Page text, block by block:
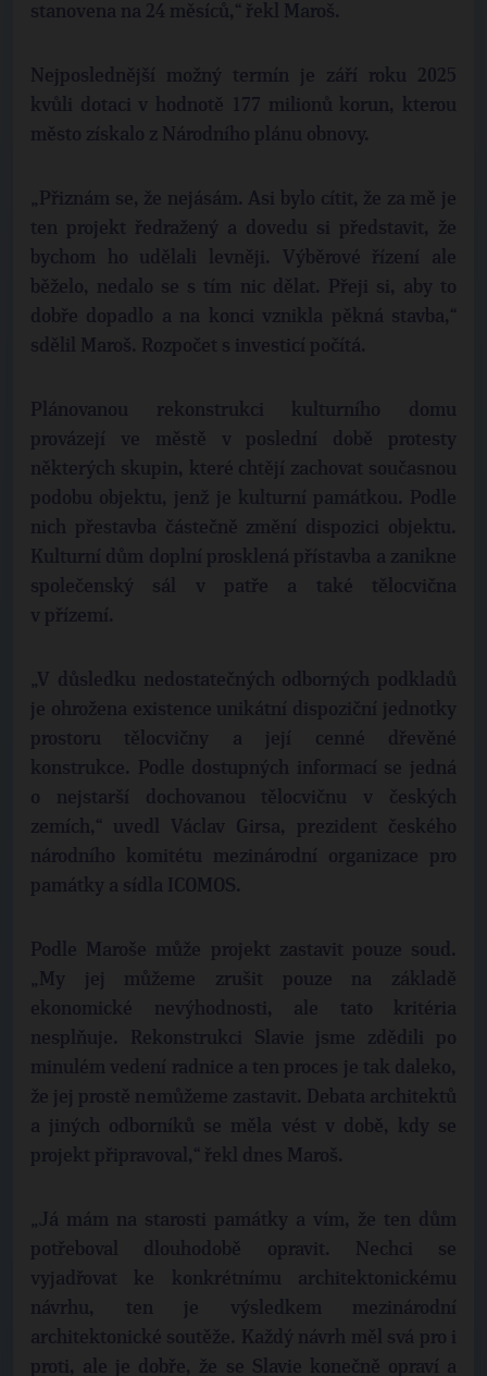
stanovena na 24 měsíců,“ řekl Maroš.
Nejposlednější možný termín je září roku 2025
kvůli dotaci v hodnotě 177 milionů korun, kterou
město získalo z Národního plánu obnovy.
„Přiznám se, že nejásám. Asi bylo cítit, že za mě je
ten projekt ředražený a dovedu si představit, že
bychom ho udělali levněji. Výběrové řízení ale
běželo, nedalo se s tím nic dělat. Přeji si, aby to
dobře dopadlo a na konci vznikla pěkná stavba,“
sdělil Maroš. Rozpočet s investicí počítá.
Plánovanou rekonstrukci kulturního domu
provázejí ve městě v poslední době protesty
některých skupin, které chtějí zachovat současnou
podobu objektu, jenž je kulturní památkou. Podle
nich přestavba částečně změní dispozici objektu.
Kulturní dům doplní prosklená přístavba a zanikne
společenský sál v patře a také tělocvična
v přízemí.
„V důsledku nedostatečných odborných podkladů
je ohrožena existence unikátní dispoziční jednotky
prostoru tělocvičny a její cenné dřevěné
konstrukce. Podle dostupných informací se jedná
o nejstarší dochovanou tělocvičnu v českých
zemích,“ uvedl Václav Girsa, prezident českého
národního komitétu mezinárodní organizace pro
památky a sídla ICOMOS.
Podle Maroše může projekt zastavit pouze soud.
„My jej můžeme zrušit pouze na základě
ekonomické nevýhodnosti, ale tato kritéria
nesplňuje. Rekonstrukci Slavie jsme zdědili po
minulém vedení radnice a ten proces je tak daleko,
že jej prostě nemůžeme zastavit. Debata architektů
a jiných odborníků se měla vést v době, kdy se
projekt připravoval,“ řekl dnes Maroš.
„Já mám na starosti památky a vím, že ten dům
potřeboval dlouhodobě opravit. Nechci se
vyjadřovat ke konkrétnímu architektonickému
návrhu, ten je výsledkem mezinárodní
architektonické soutěže. Každý návrh měl svá pro i
proti, ale je dobře, že se Slavie konečně opraví a